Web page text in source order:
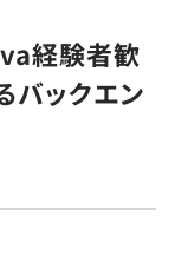
経験者歓
バックエン